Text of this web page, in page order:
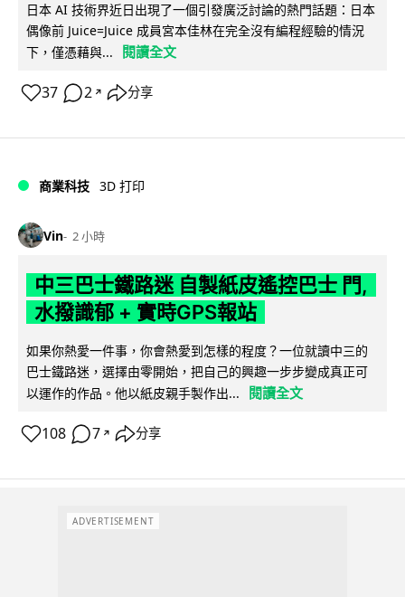
日本 AI 技術界近日出現了一個引發廣泛討論的熱門話題：日本
偶像前 Juice=Juice 成員宮本佳林在完全沒有編程經驗的情況
下，僅憑藉與...
閱讀全文
37 2 ↗ 分享
商業科技 3D 打印
Vin 2 小時
中三巴士鐵路迷 自製紙皮遙控巴士 門,
水撥識郁 + 實時GPS報站
如果你熱愛一件事，你會熱愛到怎樣的程度？一位就讀中三的
巴士鐵路迷，選擇由零開始，把自己的興趣一步步變成真正可
以運作的作品。他以紙皮親手製作出...
閱讀全文
108 7 ↗ 分享
ADVERTISEMENT